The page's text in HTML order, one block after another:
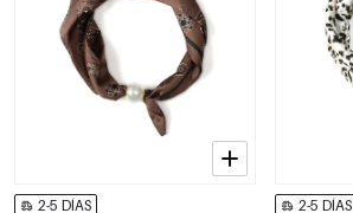
2-5 DÍAS 2-5 DÍAS